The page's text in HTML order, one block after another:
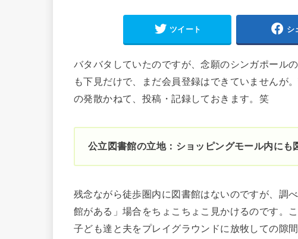
ツイート シ
バタバタしていたのですが、念願のシンガポール
も下見だけで、まだ会員登録はできていません
の発散かねて、投稿・記録しておきます。笑
公立図書館の立地：ショッピングモール内にも
残念ながら徒歩圏内に図書館はないのですが、調
館がある」場合をちょこちょこ見かけるのです。
子ども達と夫をプレイグラウンドに放牧しての隙